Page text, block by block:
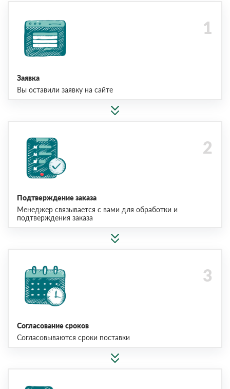
Заявка
Вы оставили заявку на сайте
Подтверждение заказа
Менеджер связывается с вами для обработки и
подтверждения заказа
Согласование сроков
Согласовываются сроки поставки